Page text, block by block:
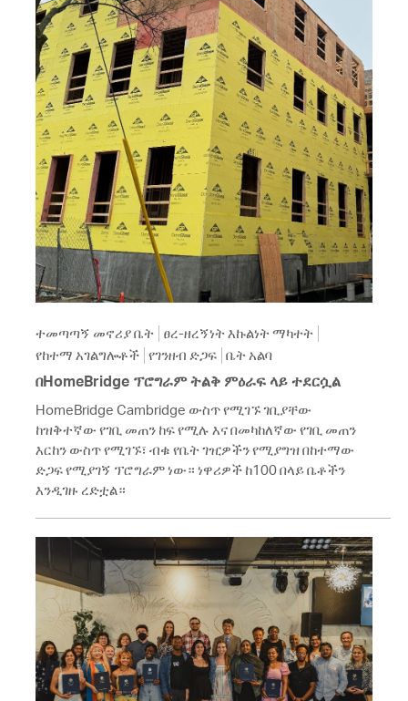
ተመጣጣኝ መኖሪያ ቤት ፀረ-ዘረኝነት እኩልነት ማካተት
የከተማ አገልግሎቶች የገንዘብ ድጋፍ ቤት አልባ
በHomeBridge ፕሮግራም ትልቅ ምዕራፍ ላይ ተደርሷል
HomeBridge Cambridge ውስጥ የሚገኙ ገቢያቸው
ከዝቅተኛው የገቢ መጠን ከፍ የሚሉ እና በመካከለኛው የገቢ መጠን
እርከን ውስጥ የሚገኙ፣ ብቁ የቤት ገዢዎችን የሚያግዝ በከተማው
ድጋፍ የሚያገኝ ፕሮግራም ነው። ነዋሪዎች ከ100 በላይ ቤቶችን
እንዲገዙ ረድቷል።